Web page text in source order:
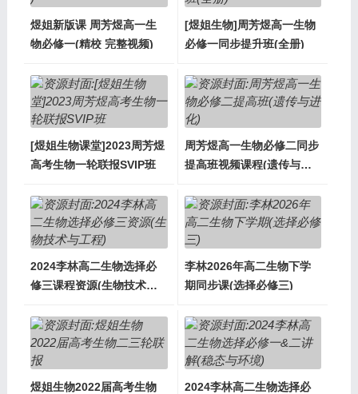
煜姐新版课 周芳煜高一生
物必修一(精校 完整视频)
[煜姐生物]周芳煜高一生物
必修一同步提升班(全册)
[煜姐生物课堂]2023周芳煜
高考生物一轮联报SVIP班
周芳煜高一生物必修二同步
提高班视频课程(遗传与进
2024李林高二生物选择必
修三课程资源(生物技术与
李林2026年高二生物下学
期同步课(选择必修三)
煜姐生物2022届高考生物
2024李林高二生物选择必